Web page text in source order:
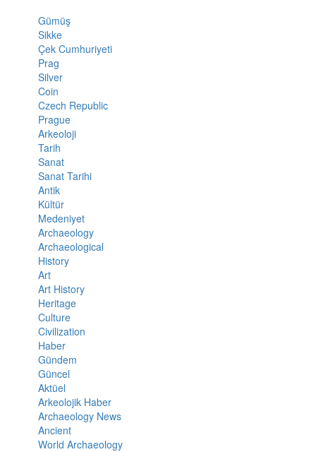
Gümüş
Sikke
Çek Cumhuriyeti
Prag
Silver
Coin
Czech Republic
Prague
Arkeoloji
Tarih
Sanat
Sanat Tarihi
Antik
Kültür
Medeniyet
Archaeology
Archaeological
History
Art
Art History
Heritage
Culture
Civilization
Haber
Gündem
Güncel
Aktüel
Arkeolojik Haber
Archaeology News
Ancient
World Archaeology